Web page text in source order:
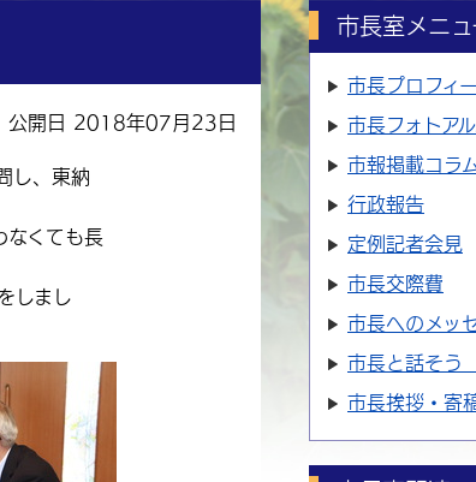
公開日 2018年07月23日
し、東納
なくても長
しまし
市長室メニュ
市長プロフィ
市長フォトア
市報掲載コラ
行政報告
定例記者会見
市長交際費
市長へのメッ
市長と話そう
市長挨拶・寄